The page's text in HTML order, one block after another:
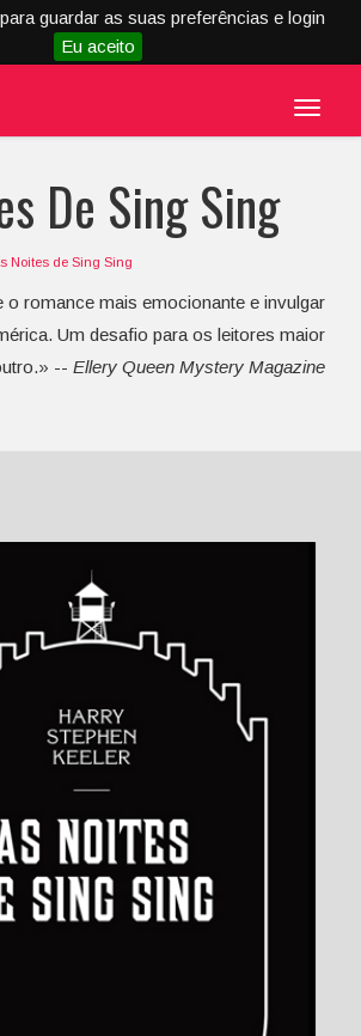
guardar as suas preferências e login
Eu aceito
Menu
De Sing Sing
Noites de Sing Sing
o romance mais emocionante e invulgar
Um desafio para os leitores maior
-- Ellery Queen Mystery Magazine